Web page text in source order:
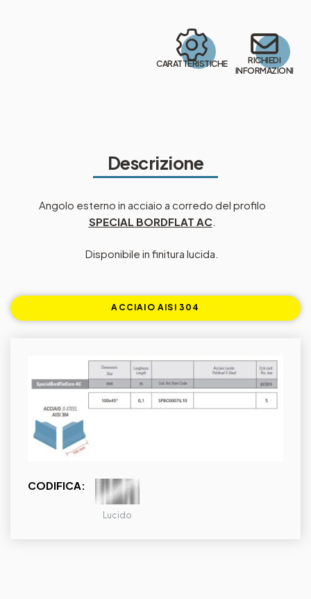
CARATTERISTICHE
RICHIEDI
INFORMAZIONI
Descrizione
Angolo esterno in acciaio a corredo del profilo
SPECIAL BORDFLAT AC
Disponibile in finitura lucida.
ACCIAIO AISI 304
CODIFICA:
Lucido